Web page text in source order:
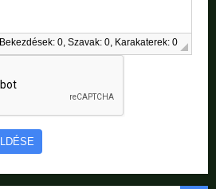
Bekezdések: 0, Szavak: 0, Karakaterek: 0